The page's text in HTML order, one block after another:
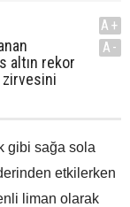
altın rekor
zirvesini
A+
A-
gibi sağa sola
etkilerken
liman olarak